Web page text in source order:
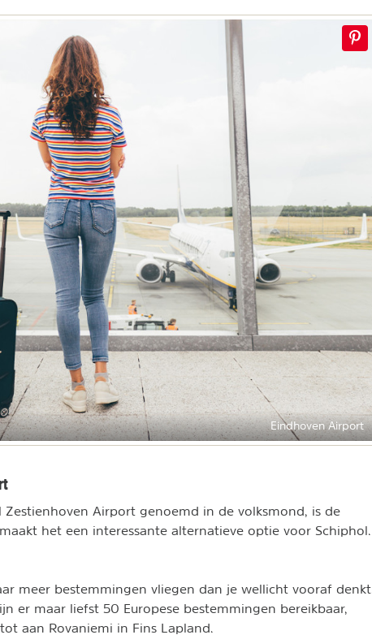
Eindhoven Airport
Airport genoemd in de volksmond, is de
het een interessante alternatieve optie voor Schiphol.
meer bestemmingen vliegen dan je wellicht vooraf denkt.
er maar liefst 50 Europese bestemmingen bereikbaar,
aan Rovaniemi in Fins Lapland.